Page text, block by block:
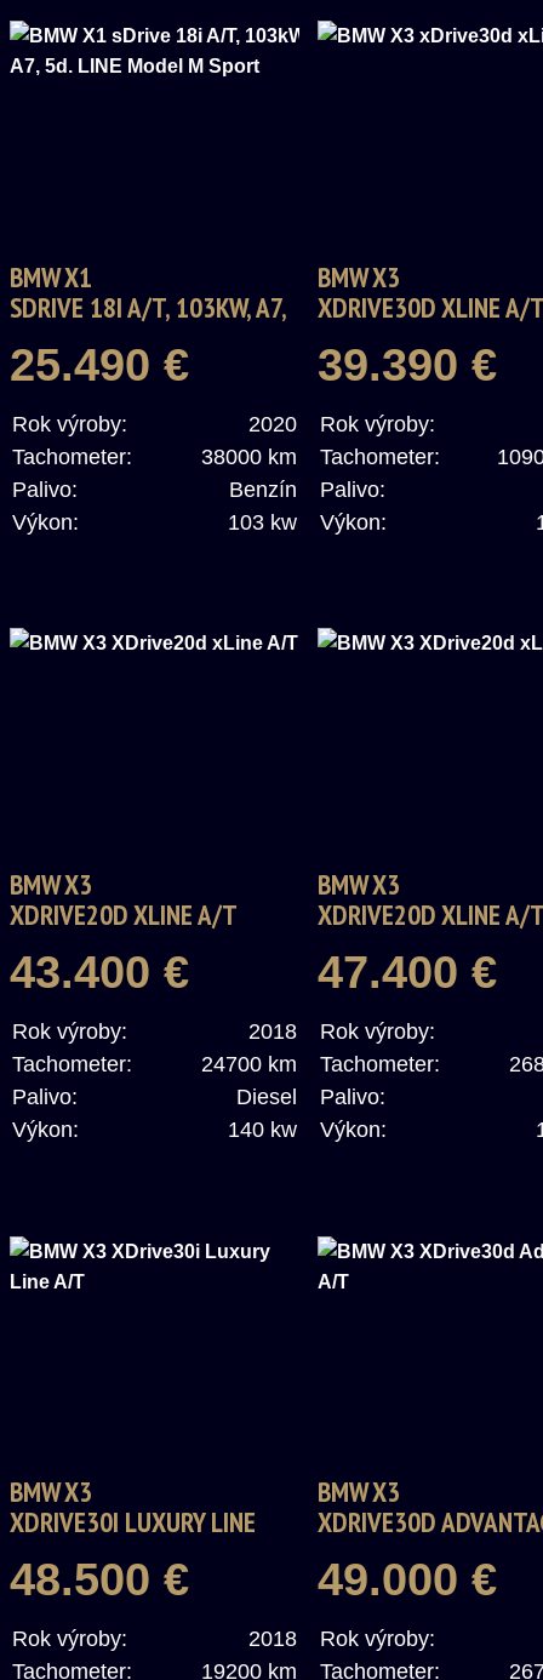
BMW X1
SDRIVE 18I A/T, 103KW, A7,
25.490 €
Rok výroby:
2020
Tachometer:
38000 km
Palivo:
Benzín
Výkon:
103 kw
BMW X3
XDRIVE30D XLINE A/
39.390 €
Rok výroby:
Tachometer:
Palivo:
Výkon:
BMW X3
XDRIVE20D XLINE A/T
43.400 €
Rok výroby:
2018
Tachometer:
24700 km
Palivo:
Diesel
Výkon:
140 kw
BMW X3
XDRIVE20D XLINE A/
47.400 €
Rok výroby:
Tachometer:
Palivo:
Výkon:
BMW X3
XDRIVE30I LUXURY LINE
48.500 €
Rok výroby:
2018
Tachometer:
19200 km
BMW X3
XDRIVE30D
49.000 €
Rok výroby:
Tachometer: